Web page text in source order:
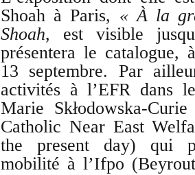
Shoah à Paris, « À la
Shoah, est visible
présentera le
13 septembre. Par
activités à l’EFR dans
Marie Skłodowska-
Catholic Near East
the present day) qui
mobilité à l’Ifpo